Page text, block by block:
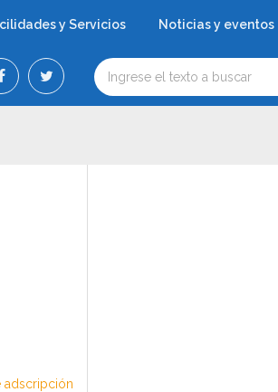
y Servicios Noticias y eventos
adscripción